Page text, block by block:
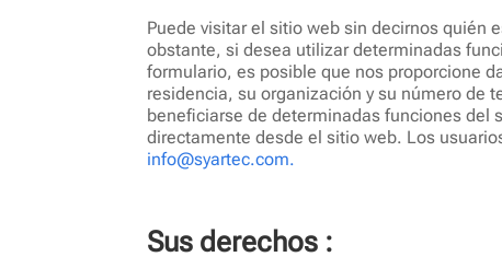
Puede visitar el sitio web sin decirnos quién
obstante, si desea utilizar determinadas
formulario, es posible que nos proporcione
residencia, su organización y su número de
beneficiarse de determinadas funciones del
directamente desde el sitio web. Los
info@syartec.com.
Sus derechos :